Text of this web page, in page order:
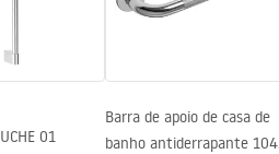
01
Barra de apoio de casa de
banho antiderrapante 104